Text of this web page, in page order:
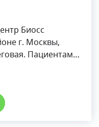
Биосс
г. Москвы,
Пациентам
медицинских
в
центр
с